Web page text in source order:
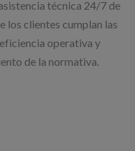
técnica 24/7 de
los clientes cumplan las
operativa y
de la normativa.